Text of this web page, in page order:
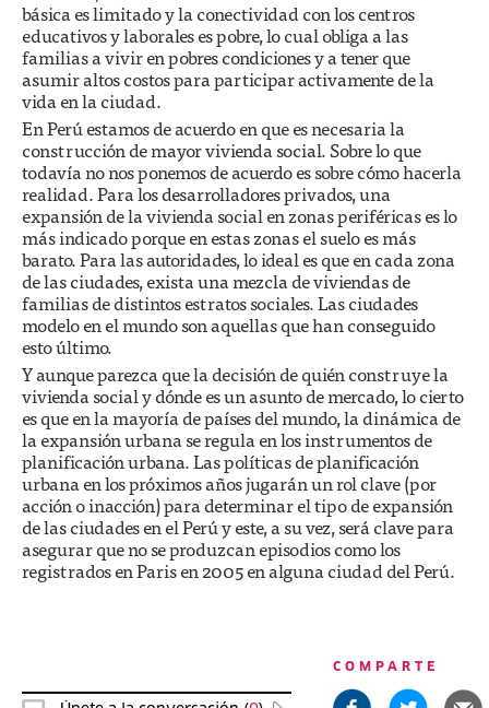
básica es limitado y la conectividad con los centros
educativos y laborales es pobre, lo cual obliga a las
familias a vivir en pobres condiciones y a tener que
asumir altos costos para participar activamente de la
vida en la ciudad.
En Perú estamos de acuerdo en que es necesaria la
construcción de mayor vivienda social. Sobre lo que
todavía no nos ponemos de acuerdo es sobre cómo hacerla
realidad. Para los desarrolladores privados, una
expansión de la vivienda social en zonas periféricas es lo
más indicado porque en estas zonas el suelo es más
barato. Para las autoridades, lo ideal es que en cada zona
de las ciudades, exista una mezcla de viviendas de
familias de distintos estratos sociales. Las ciudades
modelo en el mundo son aquellas que han conseguido
esto último.
Y aunque parezca que la decisión de quién construye la
vivienda social y dónde es un asunto de mercado, lo cierto
es que en la mayoría de países del mundo, la dinámica de
la expansión urbana se regula en los instrumentos de
planificación urbana. Las políticas de planificación
urbana en los próximos años jugarán un rol clave (por
acción o inacción) para determinar el tipo de expansión
de las ciudades en el Perú y este, a su vez, será clave para
asegurar que no se produzcan episodios como los
registrados en Paris en 2005 en alguna ciudad del Perú.
COMPARTE